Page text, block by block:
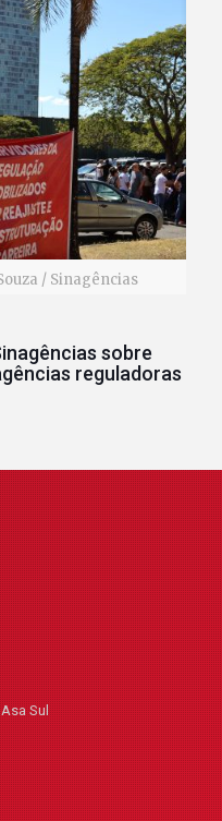
/ Sinagências
sobre
reguladoras
Sul